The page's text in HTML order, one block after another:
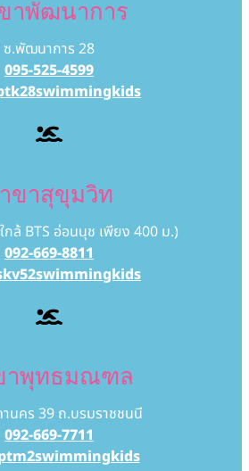
าพัฒนาการ
ซ.พัฒนาการ 28
095-525-4599
ขาสุขุมวิท
กล้ BTS อ่อนนุช เพียง 400 ม.)
092-669-8811
าพุทธมณฑล
นคร 39 ถ.บรมราชชนนี
092-669-7711